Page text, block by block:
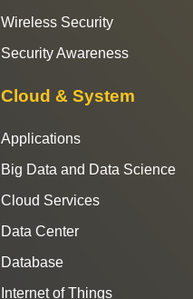
Wireless Security
Security Awareness
Cloud & System
Applications
Big Data and Data Science
Cloud Services
Data Center
Database
Internet of Things